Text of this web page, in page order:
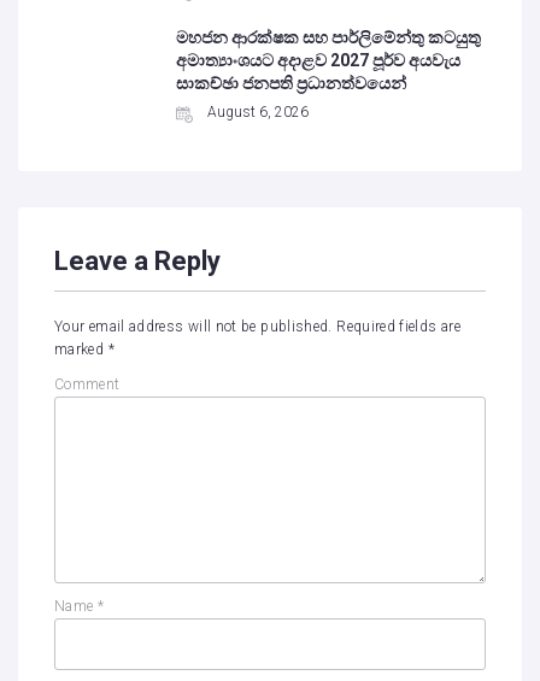
මහජන ආරක්ෂක සහ පාර්ලිමේන්තු කටයුතු
අමාත්‍යාංශයට අදාළව 2027 පූර්ව අයවැය
සාකච්ඡා ජනපති ප්‍රධානත්වයෙන්
August 6, 2026
Leave a Reply
Your email address will not be published. Required fields are
marked *
Comment
Name *